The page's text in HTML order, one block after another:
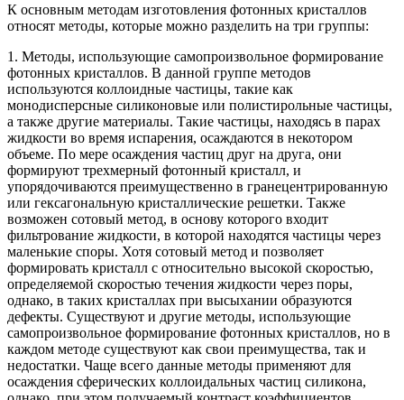
К основным методам изготовления фотонных кристаллов
относят методы, которые можно разделить на три группы:
1. Методы, использующие самопроизвольное формирование
фотонных кристаллов. В данной группе методов
используются коллоидные частицы, такие как
монодисперсные силиконовые или полистирольные частицы,
а также другие материалы. Такие частицы, находясь в парах
жидкости во время испарения, осаждаются в некотором
объеме. По мере осаждения частиц друг на друга, они
формируют трехмерный фотонный кристалл, и
упорядочиваются преимущественно в гранецентрированную
или гексагональную кристаллические решетки. Также
возможен сотовый метод, в основу которого входит
фильтрование жидкости, в которой находятся частицы через
маленькие споры. Хотя сотовый метод и позволяет
формировать кристалл с относительно высокой скоростью,
определяемой скоростью течения жидкости через поры,
однако, в таких кристаллах при высыхании образуются
дефекты. Существуют и другие методы, использующие
самопроизвольное формирование фотонных кристаллов, но в
каждом методе существуют как свои преимущества, так и
недостатки. Чаще всего данные методы применяют для
осаждения сферических коллоидальных частиц силикона,